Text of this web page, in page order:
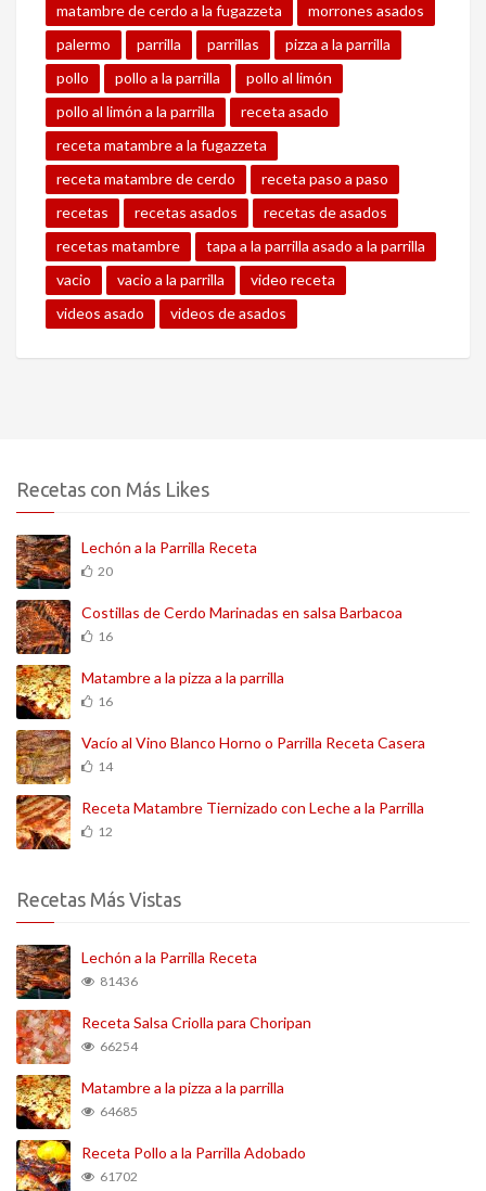
matambre de cerdo a la fugazzeta
morrones asados
palermo
parrilla parrillas
pizza a la parrilla
pollo
pollo a la parrilla
pollo al limón
pollo al limón a la parrilla
receta asado
receta matambre a la fugazzeta
receta matambre de cerdo
receta paso a paso
recetas
recetas asados
recetas de asados
recetas matambre
tapa a la parrilla asado a la parrilla
vacio
vacio a la parrilla
video receta
videos asado
videos de asados
Recetas con Más Likes
Lechón a la Parrilla Receta
20
Costillas de Cerdo Marinadas en salsa Barbacoa
16
Matambre a la pizza a la parrilla
16
Vacío al Vino Blanco Horno o Parrilla Receta Casera
14
Receta Matambre Tiernizado con Leche a la Parrilla
12
Recetas Más Vistas
Lechón a la Parrilla Receta
81436
Receta Salsa Criolla para Choripan
66254
Matambre a la pizza a la parrilla
64685
Receta Pollo a la Parrilla Adobado
61702